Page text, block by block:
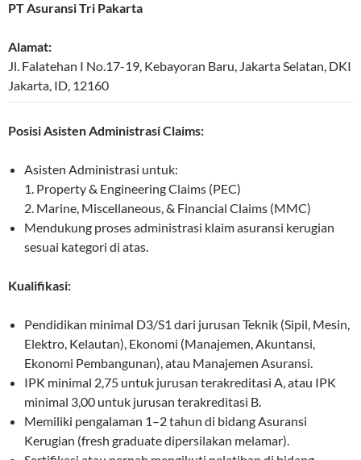
PT Asuransi Tri Pakarta
Alamat:
Jl. Falatehan I No.17-19, Kebayoran Baru, Jakarta Selatan, DKI
Jakarta, ID, 12160
Posisi Asisten Administrasi Claims:
Asisten Administrasi untuk:
1. Property & Engineering Claims (PEC)
2. Marine, Miscellaneous, & Financial Claims (MMC)
Mendukung proses administrasi klaim asuransi kerugian
sesuai kategori di atas.
Kualifikasi:
Pendidikan minimal D3/S1 dari jurusan Teknik (Sipil, Mesin,
Elektro, Kelautan), Ekonomi (Manajemen, Akuntansi,
Ekonomi Pembangunan), atau Manajemen Asuransi.
IPK minimal 2,75 untuk jurusan terakreditasi A, atau IPK
minimal 3,00 untuk jurusan terakreditasi B.
Memiliki pengalaman 1–2 tahun di bidang Asuransi
Kerugian (fresh graduate dipersilakan melamar).